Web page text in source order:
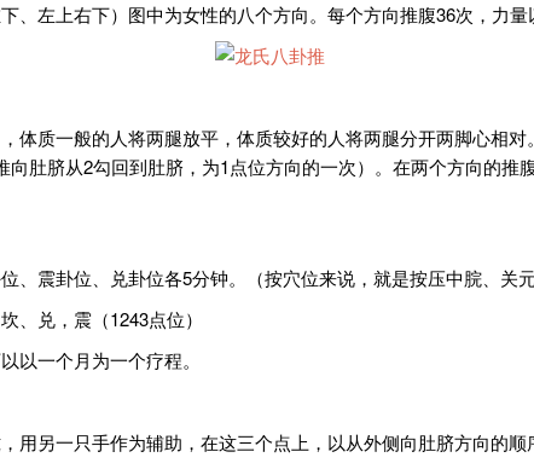
左上右下）图中为女性的八个方向。每个方向推腹36次，力量
体质一般的人将两腿放平，体质较好的人将两腿分开两脚心相
肚脐从2勾回到肚脐，为1点位方向的一次）。在两个方向的
震卦位、兑卦位各5分钟。（按穴位来说，就是按压中脘、关元
、兑，震（1243点位）
以一个月为一个疗程。
另一只手作为辅助，在这三个点上，以从外侧向肚脐方向的